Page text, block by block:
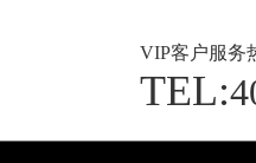
VIP客户服务
TEL: